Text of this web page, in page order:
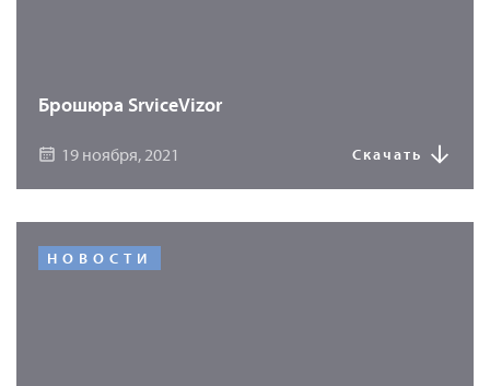
Брошюра SrviceVizor
19 ноября, 2021 Скачать
НОВОСТИ